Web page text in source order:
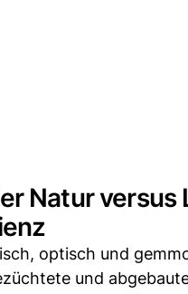
Natur versus
optisch und
und